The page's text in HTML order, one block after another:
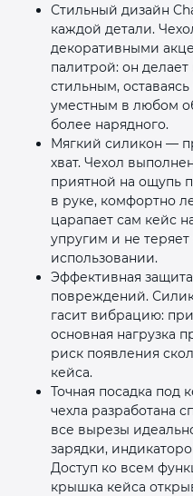
Стильный дизайн
каждой детали.
декоративными
палитрой: он
стильным,
уместным в любом
более нарядного.
Мягкий силикон —
хват. Чехол
приятной на ощупь
в руке, комфортно
царапает сам кейс
упругим и не
использовании.
Эффективная
повреждений.
гасит вибрацию:
основная нагрузка
риск появления
кейса.
Точная посадка под
чехла разработана
все вырезы
зарядки,
Доступ ко всем
крышка кейса